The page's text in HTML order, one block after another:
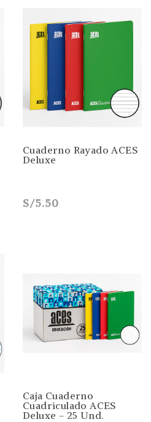
Cuaderno Rayado ACES
Deluxe
S/5.50
Caja Cuaderno
Cuadriculado ACES
Deluxe - 25 Und.